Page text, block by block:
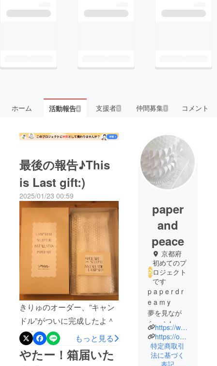
ホーム 活動報告4 支援者5 仲間募集 1 コメント
最後の報告♪This
is Last gift:)
2025/01/23 00:59
きりゅのオーダー、”キャン
ドル”がついに完成したよ＾
＾待っててくれてありがと
う♪明日(1/23)発送いたしま
す＾＾これでこのプロジェ
もっと見る
やたー！箱届いた
paper
and
peace
京都府
初めてのプ
ロジェクト
です
p a p e r d r
e a m y
夢を見なが
ら、ふわふ
わと。ここ
ちよく。
----------------
https://www.instagram.com/paperandpeace
https://ochiai-aki-leonor.tumblr.com
特定商取引
法に基づく
表記